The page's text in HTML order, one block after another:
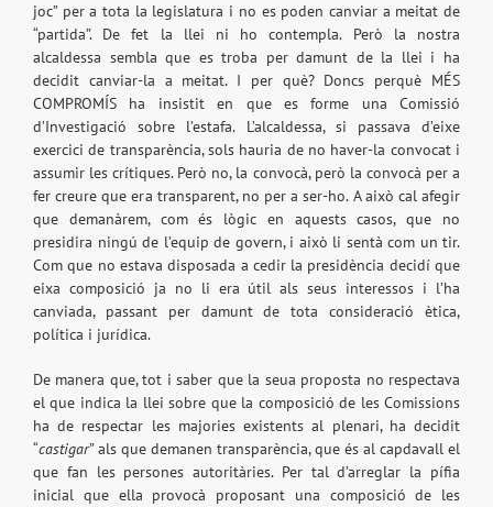
joc” per a tota la legislatura i no es poden canviar a meitat de
“partida”. De fet la llei ni ho contempla. Però la nostra
alcaldessa sembla que es troba per damunt de la llei i ha
decidit canviar-la a meitat. I per què? Doncs perquè MÉS
COMPROMÍS ha insistit en que es forme una Comissió
d’Investigació sobre l’estafa. L’alcaldessa, si passava d’eixe
exercici de transparència, sols hauria de no haver-la convocat i
assumir les crítiques. Però no, la convocà, però la convocà per a
fer creure que era transparent, no per a ser-ho. A això cal afegir
que demanàrem, com és lògic en aquests casos, que no
presidira ningú de l’equip de govern, i això li sentà com un tir.
Com que no estava disposada a cedir la presidència decidí que
eixa composició ja no li era útil als seus interessos i l’ha
canviada, passant per damunt de tota consideració ètica,
política i jurídica.
De manera que, tot i saber que la seua proposta no respectava
el que indica la llei sobre que la composició de les Comissions
ha de respectar les majories existents al plenari, ha decidit
“castigar” als que demanen transparència, que és al capdavall el
que fan les persones autoritàries. Per tal d’arreglar la pífia
inicial que ella provocà proposant una composició de les